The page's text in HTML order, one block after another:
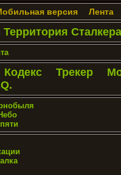
версия Лента
Сталкера
Кодекс Трекер